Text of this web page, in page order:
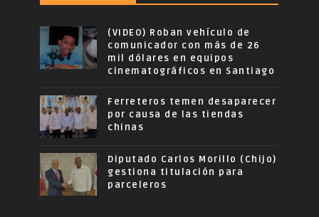
(VIDEO) Roban vehículo de
comunicador con más de 26
mil dólares en equipos
cinematográficos en Santiago
Ferreteros temen desaparecer
por causa de las tiendas
chinas
Diputado Carlos Morillo (Chijo)
gestiona titulación para
parceleros